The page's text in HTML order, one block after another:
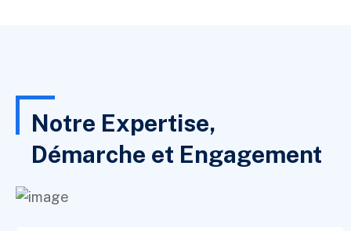
Notre Expertise,
Démarche et Engagement